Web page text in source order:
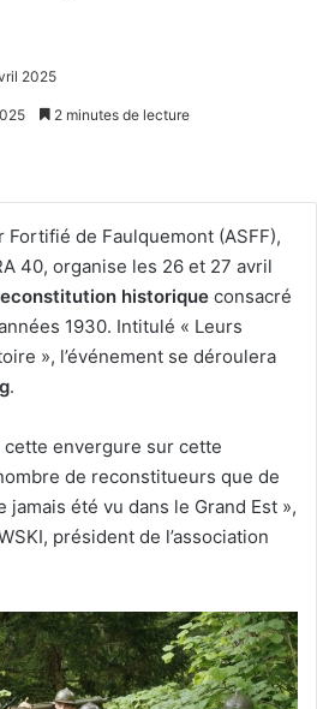
2025
2 minutes de lecture
Fortifié de Faulquemont (ASFF),
40, organise les 26 et 27 avril
historique consacré
1930. Intitulé « Leurs
», l’événement se déroulera
.
cette envergure sur cette
de reconstitueurs que de
jamais été vu dans le Grand Est »,
président de l’association